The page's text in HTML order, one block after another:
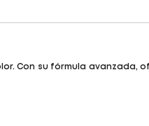
Con su fórmula avanzada,